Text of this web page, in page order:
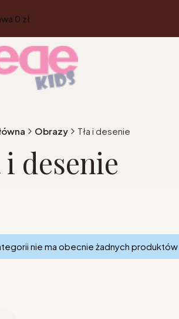
0 zł
Obrazy Tła i desenie
i desenie
produktów
nie ma obecnie żadnych produktów